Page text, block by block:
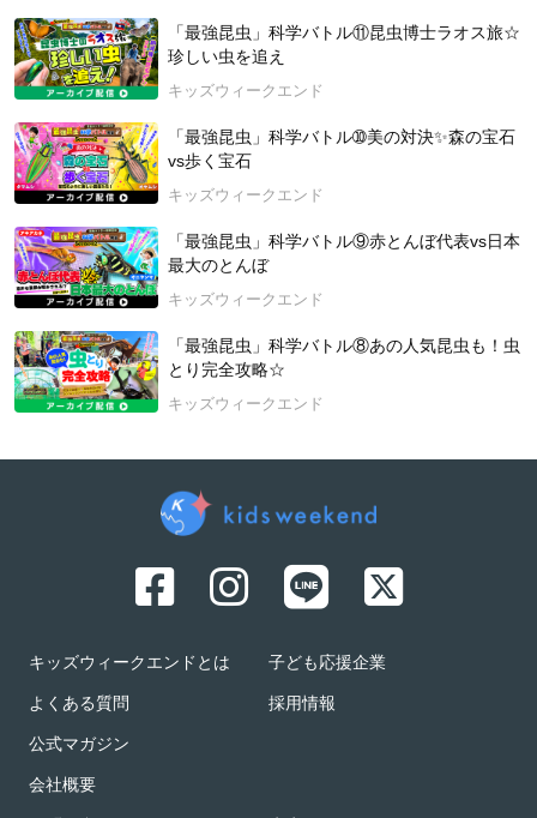
されています。
この絵本の主人公はCO₂のニコ。「温暖化は自分のせいか
も…」と落ち込むニコは、ふしぎで元気な仲間・サクといっし
ょに世界を旅します。
旅の中で、地球のこと、みどりの力、そして自分の役割につい
て少しずつ気づいていきます。
にも対応。
「自分に自信がない」と思う子どもにも、“自分ってすごい！”
と感じられるような、やさしい気持ちになれる科学絵本です。
※本サイトでは、探究学習に役立つ教材・書籍をご紹介する
際、アフィリエイトリンクを利用する場合があります。Amazo
nアソシエイトとして適格販売により収益を得ることがありま
す。
2026年5月30日開催
「最強昆虫」科学バトル⑪昆虫博士ラオス旅☆
珍しい虫を追え
キッズウィークエンド
「最強昆虫」科学バトル➉美の対決✨森の宝石
vs歩く宝石
キッズウィークエンド
「最強昆虫」科学バトル⑨赤とんぼ代表vs日本
最大のとんぼ
キッズウィークエンド
「最強昆虫」科学バトル⑧あの人気昆虫も！虫
とり完全攻略☆
キッズウィークエンド
キッズウィークエンドとは
よくある質問
公式マガジン
会社概要
子ども応援企業
採用情報